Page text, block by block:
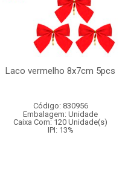
Laco vermelho 8x7cm 5pcs
Código: 830956
Embalagem: Unidade
Caixa Com: 120 Unidade(s)
IPI: 13%